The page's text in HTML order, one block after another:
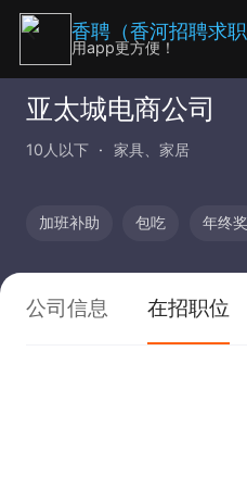
亚太城电商公司
10人以下 家具、家居
加班补助 包吃 年终奖
公司信息 在招职位
香聘（香河招聘求职
用app更方便！